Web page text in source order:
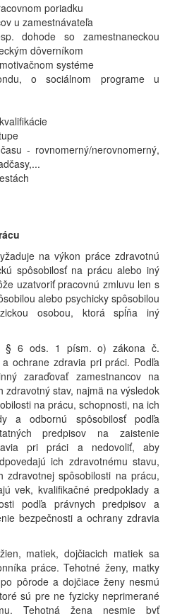
poriadku
u zamestnávateľa
dohode so zamestnaneckou
dôverníkom
systéme
o sociálnom programe u
- rovnomerný/nerovnomerný,
na výkon práce zdravotnú
spôsobilosť na prácu alebo iný
uzatvoriť pracovnú zmluvu len s
alebo psychicky spôsobilou
osobou, ktorá spĺňa iný
§ 6 ods. 1 písm. o) zákona č.
ochrane zdravia pri práci. Podľa
zaraďovať zamestnancov na
zdravotný stav, najmä na výsledok
na prácu, schopnosti, na ich
a odbornú spôsobilosť podľa
predpisov na zaistenie
pri práci a nedovoliť, aby
ich zdravotnému stavu,
zdravotnej spôsobilosti na prácu,
vek, kvalifikačné predpoklady a
podľa právnych predpisov a
bezpečnosti a ochrany zdravia
matiek, dojčiacich matiek sa
práce. Tehotné ženy, matky
pôrode a dojčiace ženy nesmú
sú pre ne fyzicky neprimerané
Tehotná žena nesmie byť